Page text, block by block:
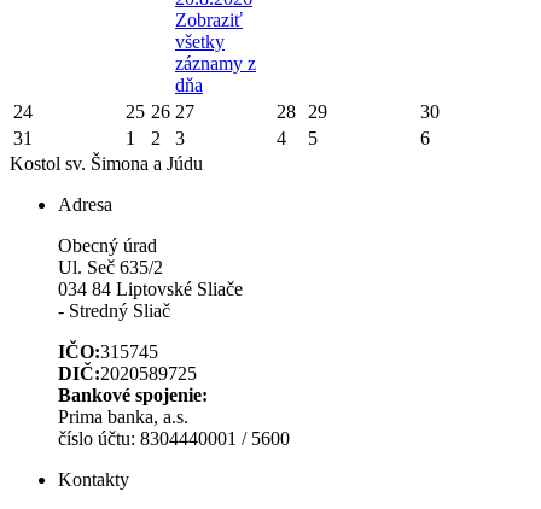
Zobraziť
všetky
záznamy z
dňa
24 25 26 27 28 29
30
31
1 2 3 4 5
6
Kostol sv. Šimona a Júdu
Adresa
Obecný úrad
Ul. Seč 635/2
034 84 Liptovské Sliače
- Stredný Sliač
IČO:315745
DIČ:2020589725
Bankové spojenie:
Prima banka, a.s.
číslo účtu: 8304440001 / 5600
Kontakty